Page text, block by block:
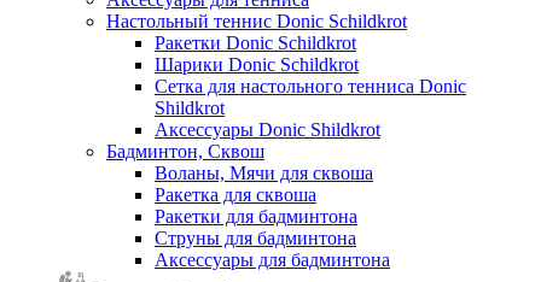
Настольный теннис Donic Schildkrot
Ракетки Donic Schildkrot
Шарики Donic Schildkrot
Сетка для настольного тенниса Donic
Shildkrot
Аксессуары Donic Shildkrot
Бадминтон, Сквош
Воланы, Мячи для сквоша
Ракетка для сквоша
Ракетки для бадминтона
Струны для бадминтона
Аксессуары для бадминтона